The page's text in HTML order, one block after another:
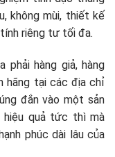
không mùi, thiết kế
riêng tư tối đa.
phải hàng giả, hàng
hãng tại các địa chỉ
đắn vào một sản
hiệu quả tức thì mà
phúc dài lâu của